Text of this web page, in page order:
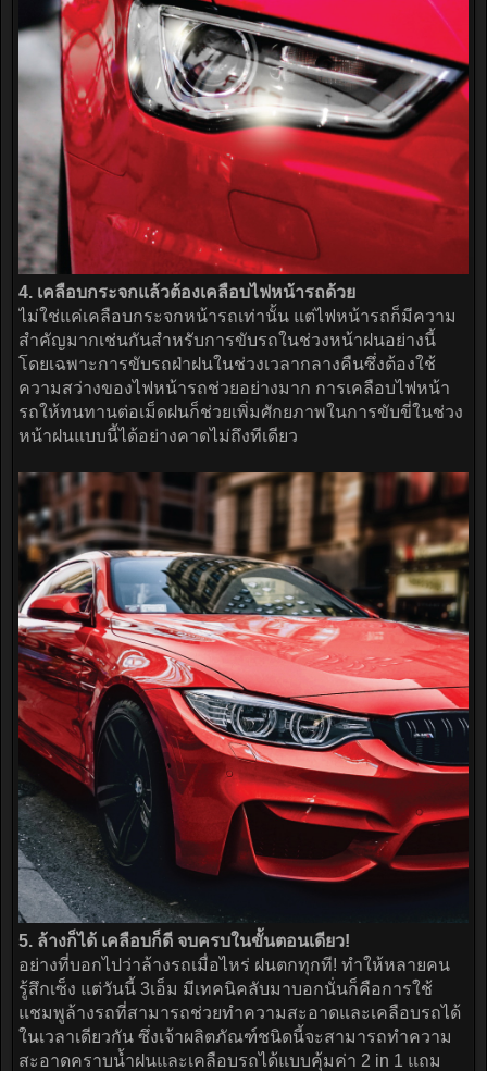
4. เคลือบกระจกแล้วต้องเคลือบไฟหน้ารถด้วย
ไม่ใช่แค่เคลือบกระจกหน้ารถเท่านั้น แต่ไฟหน้ารถก็มีความ
สำคัญมากเช่นกันสำหรับการขับรถในช่วงหน้าฝนอย่างนี้
โดยเฉพาะการขับรถฝ่าฝนในช่วงเวลากลางคืนซึ่งต้องใช้
ความสว่างของไฟหน้ารถช่วยอย่างมาก การเคลือบไฟหน้า
รถให้ทนทานต่อเม็ดฝนก็ช่วยเพิ่มศักยภาพในการขับขี่ในช่วง
หน้าฝนแบบนี้ได้อย่างคาดไม่ถึงทีเดียว
5. ล้างก็ได้ เคลือบก็ดี จบครบในขั้นตอนเดียว!
อย่างที่บอกไปว่าล้างรถเมื่อไหร่ ฝนตกทุกที! ทำให้หลายคน
รู้สึกเซ็ง แต่วันนี้ 3เอ็ม มีเทคนิคลับมาบอกนั่นก็คือการใช้
แชมพูล้างรถที่สามารถช่วยทำความสะอาดและเคลือบรถได้
ในเวลาเดียวกัน ซึ่งเจ้าผลิตภัณฑ์ชนิดนี้จะสามารถทำความ
สะอาดคราบน้ำฝนและเคลือบรถได้แบบคุ้มค่า 2 in 1 แถม